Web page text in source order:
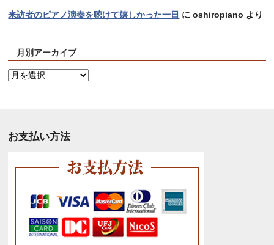
来訪者のピアノ演奏を聴けて嬉しかった一日 にoshiropiano より
月別アーカイブ
月
カ
イ
お支払い方法